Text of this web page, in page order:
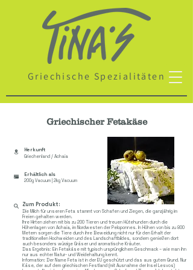
Griechische Spezialitäten
Griechischer Fetakäse
Herkunft
Griechenland / Achaia
Erhältlich als
200g Vacuum | 2kg Vacuum
Zum Produkt:
Die Milch für unseren Feta stammt von Schafen und Ziegen, die ganzjährig im
Freien gehalten werden.
Ihre Hirten ziehen mit bis zu 200 Tieren und treuen Hütehunden durch die
Höhenlagen von Achaia, im Nordwesten der Peloponnes. In Höhen von bis zu 800
Metern sorgen die Tiere durch ihre Beweidung nicht nur für den Erhalt der
traditionellen Hochweiden und des Landschaftbildes, sondern genießen dort
auch besonders würzige Gräser und aromatische Kräuter.
Das Ergebnis: Ein Fetakäse mit typisch ursprünglichem Geschmack – wie man ihn
nur aus echter Natur- und Weidehaltung kennt.
Information: Der Name Feta ist in der EU geschützt und das aus gutem Grund. Nur
Käse, der auf dem griechischen Festland (mit Ausnahme der Insel Lesvos)